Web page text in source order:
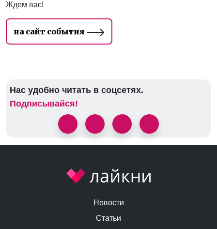
Ждем вас!
на сайт события
Нас удобно читать в соцсетях.
Подписывайся!
Новости
Статьи